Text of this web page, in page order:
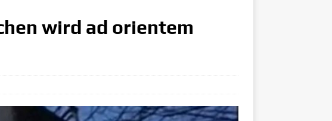
wird ad orientem